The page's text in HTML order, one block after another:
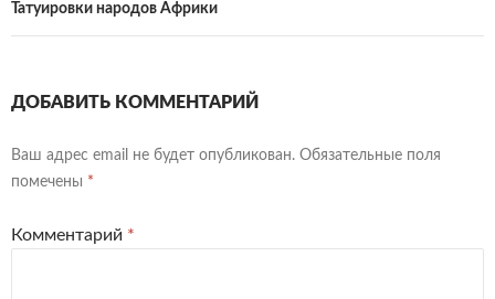
Татуировки народов Африки
ДОБАВИТЬ КОММЕНТАРИЙ
Ваш адрес email не будет опубликован. Обязательные поля
помечены *
Комментарий *